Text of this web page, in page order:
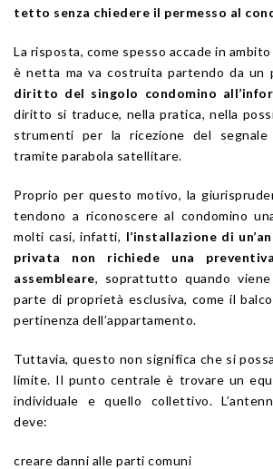
tetto senza chiedere il permesso al
La risposta, come spesso accade in
è netta ma va costruita partendo da un
diritto del singolo condomino
diritto si traduce, nella pratica, nella
strumenti per la ricezione del segnale
tramite parabola satellitare.
Proprio per questo motivo, la
tendono a riconoscere al condomino
molti casi, infatti, l’installazione di
privata non richiede una
assembleare, soprattutto quando
parte di proprietà esclusiva, come il
pertinenza dell’appartamento.
Tuttavia, questo non significa che si
limite. Il punto centrale è trovare un
individuale e quello collettivo.
deve:
creare danni alle parti comuni